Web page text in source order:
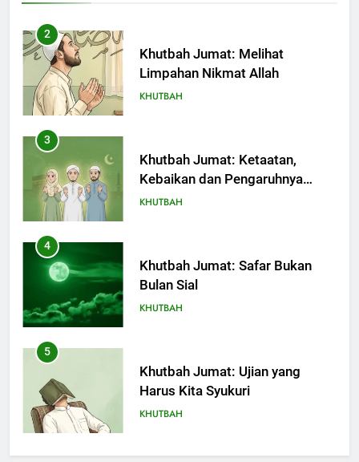
2
Khutbah Jumat: Melihat
Limpahan Nikmat Allah
KHUTBAH
3
Khutbah Jumat: Ketaatan,
Kebaikan dan Pengaruhnya
dalam Jiwa Manusia
KHUTBAH
4
Khutbah Jumat: Safar Bukan
Bulan Sial
KHUTBAH
5
Khutbah Jumat: Ujian yang
Harus Kita Syukuri
KHUTBAH
6